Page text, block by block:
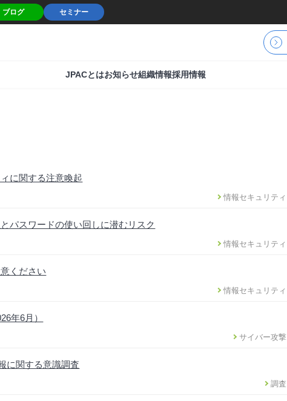
ブログ セミナー
JPACとはお知らせ組織情報採用情報
に関する注意喚起
情報セキュリティ
パスワードの使い回しに潜むリスク
情報セキュリティ
ください
情報セキュリティ
年6月）
サイバー攻撃
に関する意識調査
調査